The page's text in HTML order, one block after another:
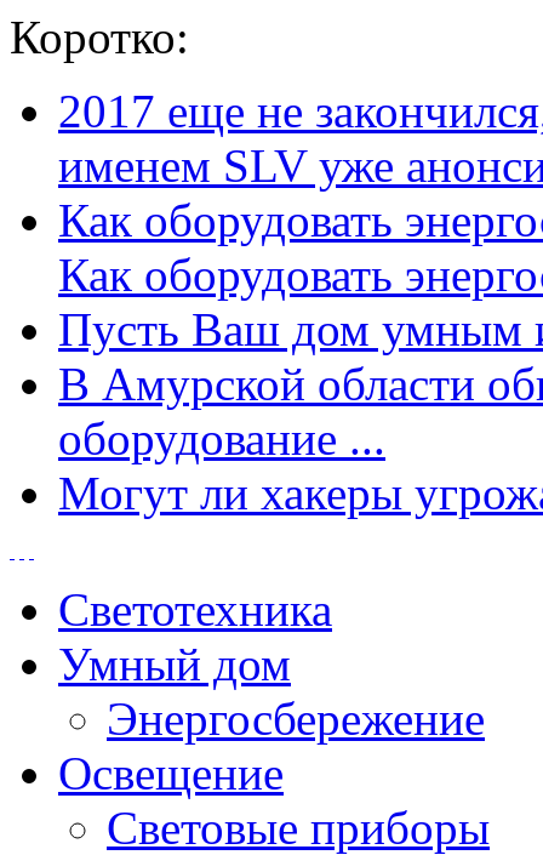
Коротко:
2017 еще не
именем SLV уже
Как оборудовать
Как оборудовать
Пусть Ваш дом умным
В Амурской области
оборудование ...
Могут ли хакеры
Светотехника
Умный дом
Энергосбережение
Освещение
Световые приборы